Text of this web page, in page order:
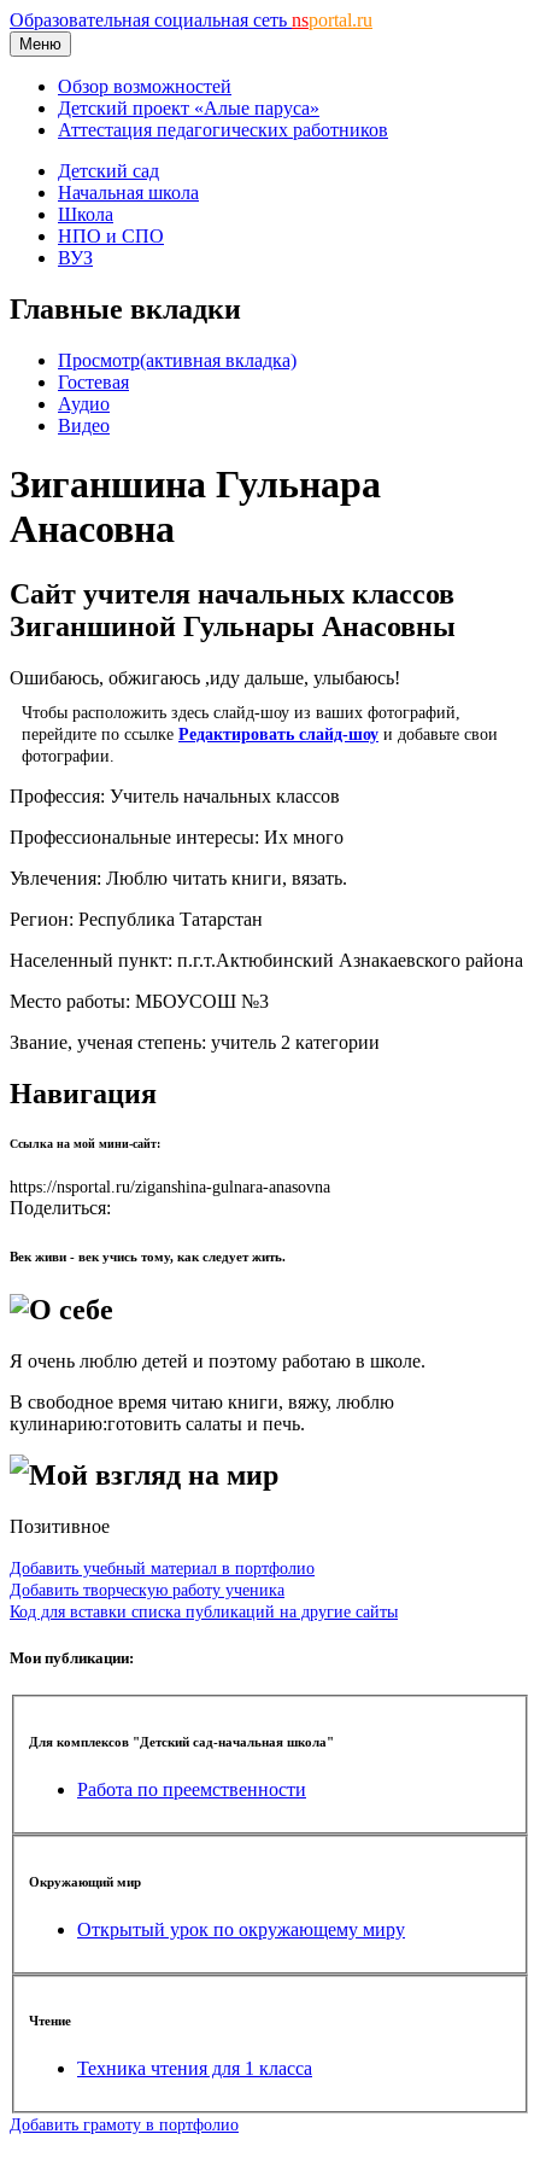
Образовательная социальная сеть nsportal.ru
Меню
Обзор возможностей
Детский проект «Алые паруса»
Аттестация педагогических работников
Детский сад
Начальная школа
Школа
НПО и СПО
ВУЗ
Главные вкладки
Просмотр(активная вкладка)
Гостевая
Аудио
Видео
Зиганшина Гульнара
Анасовна
Сайт учителя начальных классов
Зиганшиной Гульнары Анасовны
Ошибаюсь, обжигаюсь ,иду дальше, улыбаюсь!
Чтобы расположить здесь слайд-шоу из ваших фотографий,
перейдите по ссылке Редактировать слайд-шоу и добавьте свои
фотографии.
Профессия: Учитель начальных классов
Профессиональные интересы: Их много
Увлечения: Люблю читать книги, вязать.
Регион: Республика Татарстан
Населенный пункт: п.г.т.Актюбинский Азнакаевского района
Место работы: МБОУСОШ №3
Звание, ученая степень: учитель 2 категории
Навигация
Ссылка на мой мини-сайт:
https://nsportal.ru/ziganshina-gulnara-anasovna
Поделиться:
Век живи - век учись тому, как следует жить.
О себе
Я очень люблю детей и поэтому работаю в школе.
В свободное время читаю книги, вяжу, люблю
кулинарию:готовить салаты и печь.
Мой взгляд на мир
Позитивное
Добавить учебный материал в портфолио
Добавить творческую работу ученика
Код для вставки списка публикаций на другие сайты
Мои публикации:
Для комплексов "Детский сад-начальная школа"
Работа по преемственности
Окружающий мир
Открытый урок по окружающему миру
Чтение
Техника чтения для 1 класса
Добавить грамоту в портфолио